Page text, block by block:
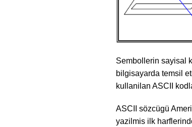
Sembollerin sayisal
bilgisayarda temsil
kullanilan ASCII
ASCII sözcügü
yazilmis ilk